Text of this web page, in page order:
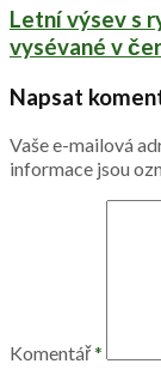
Letní výsev s
vysévané v
Napsat
Vaše e-mailová
informace jsou
Komentář*